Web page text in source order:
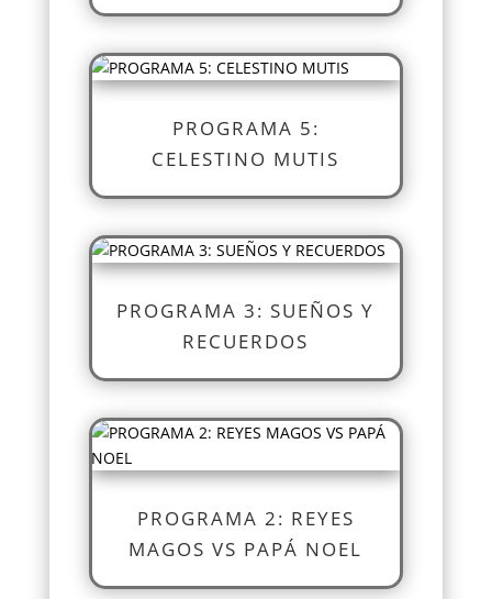
PROGRAMA 5:
CELESTINO MUTIS
PROGRAMA 3: SUEÑOS Y
RECUERDOS
PROGRAMA 2: REYES
MAGOS VS PAPÁ NOEL